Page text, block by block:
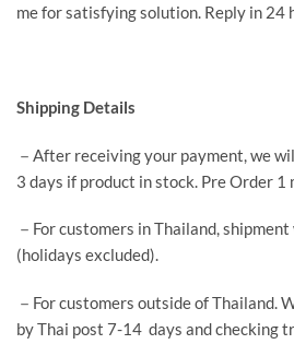
me for satisfying solution. Reply in 24
Shipping Details
－After receiving your payment, we
3 days if product in stock. Pre Order 1
－For customers in Thailand,
(holidays excluded).
－For customers outside of Thailand.
by Thai post 7-14 days and checking